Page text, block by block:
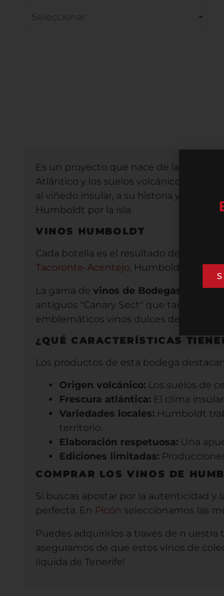
Seleccionar
Es un proyecto que nace de la unión
Atlántico y los suelos volcánicos, esta
al viñedo insular, a su historia y a su
Humboldt por la isla.
VINOS HUMBOLDT
Cada botella es el resultado de un
Tacoronte-Acentejo, Humboldt ha
La gama de vinos de Bodegas
antiguos "Canary Sect" que tanto
emblemáticos vinos dulces de guarda,
¿QUÉ CARACTERÍSTICAS
Los productos de esta bodega
Origen volcánico: Los suelos de
Frescura atlántica: El clima
Variedades locales: Humboldt
territorio.
Elaboración respetuosa: Una
Ediciones limitadas:
COMPRAR LOS VINOS DE
Si buscas apostar por la autenticidad y
perfecta. En Picón seleccionamos las
Puedes adquirirlos a través de n uestra
aseguramos de que estos vinos de
líquida de Tenerife!